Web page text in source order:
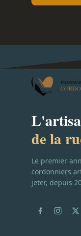
de la
Le premier
cordonniers
jeter, depuis